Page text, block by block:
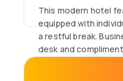
This modern hotel
equipped with
a restful break.
desk and